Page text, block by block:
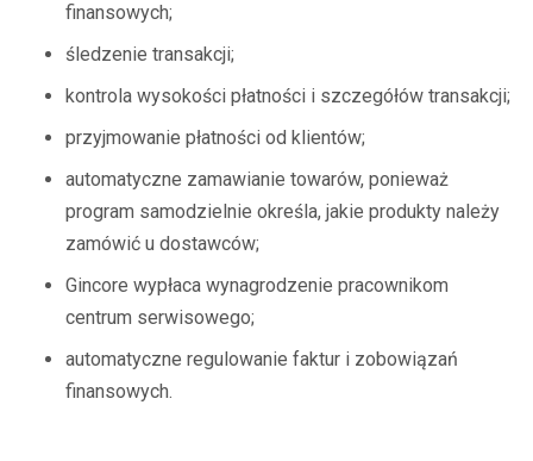
finansowych;
śledzenie transakcji;
kontrola wysokości płatności i szczegółów transakcji;
przyjmowanie płatności od klientów;
automatyczne zamawianie towarów, ponieważ
program samodzielnie określa, jakie produkty należy
zamówić u dostawców;
Gincore wypłaca wynagrodzenie pracownikom
centrum serwisowego;
automatyczne regulowanie faktur i zobowiązań
finansowych.